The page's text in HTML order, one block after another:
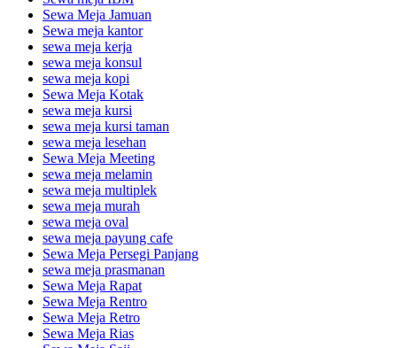
Sewa Meja Jamuan
Sewa meja kantor
sewa meja kerja
sewa meja konsul
sewa meja kopi
Sewa Meja Kotak
sewa meja kursi
sewa meja kursi taman
sewa meja lesehan
Sewa Meja Meeting
sewa meja melamin
sewa meja multiplek
sewa meja murah
sewa meja oval
sewa meja payung cafe
Sewa Meja Persegi Panjang
sewa meja prasmanan
Sewa Meja Rapat
Sewa Meja Rentro
Sewa Meja Retro
Sewa Meja Rias